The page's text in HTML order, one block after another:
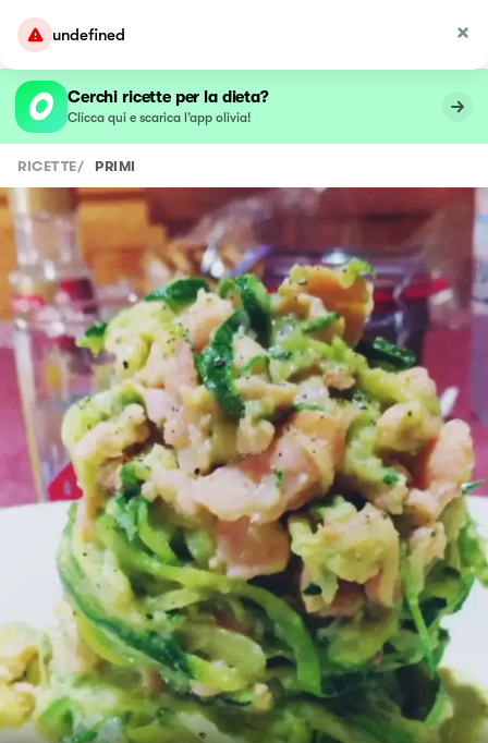
undefined
Cerchi ricette per la dieta?
Clicca qui e scarica l’app olivia!
RICETTE/ PRIMI